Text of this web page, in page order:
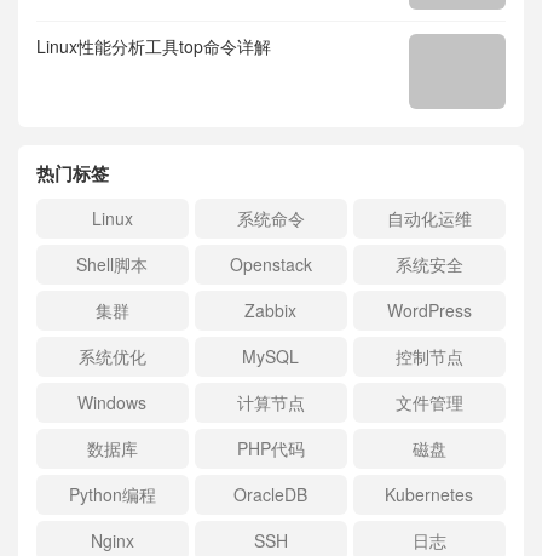
Linux性能分析工具top命令详解
热门标签
Linux 系统命令
自动化运维
Shell脚本
Openstack
系统安全
集群
Zabbix
WordPress
系统优化
MySQL
控制节点
Windows
计算节点
文件管理
数据库
PHP代码
磁盘
Python编程
OracleDB
Kubernetes
Nginx
SSH 日志